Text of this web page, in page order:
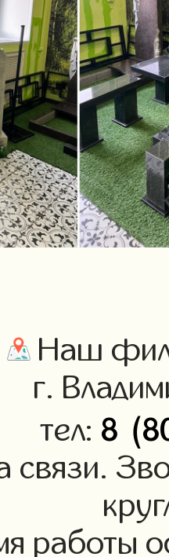
Наш
г.
тел: 8
связи.
работы